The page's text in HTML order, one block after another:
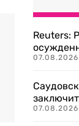
Reuters:
07.08.2026